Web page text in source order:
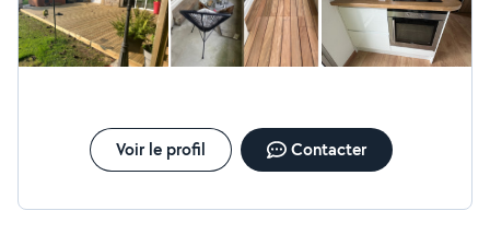
demande est dans une autre catégorie que menuiserie
l'application m'empêche de répondre.
Voir le profil Contacter